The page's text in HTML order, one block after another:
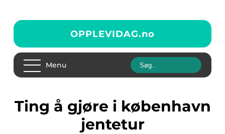
OPPLEVIDAG.no
Menu
ting å gjøre i københavn
jentetur